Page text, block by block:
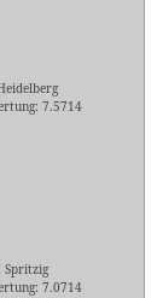
7.5714
Spritzig
7.0714